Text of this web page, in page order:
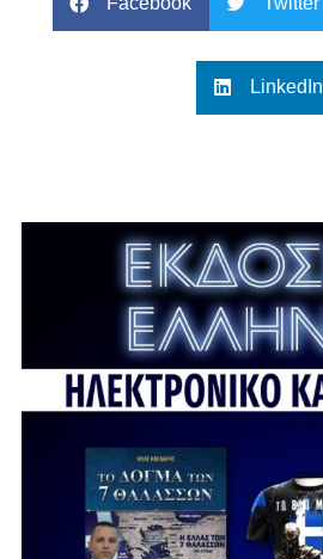
LinkedIn